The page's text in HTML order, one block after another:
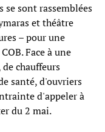
se sont rassemblées
et théâtre
– pour une
Face à une
chauffeurs
santé, d'ouvriers
d'appeler à
du 2 mai.